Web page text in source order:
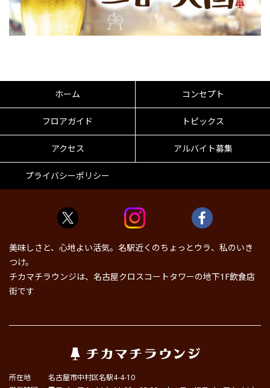
ホーム コンセプト
フロアガイド トピックス
アクセス アルバイト募集
プライバシーポリシー
美味しさと、心地よい活気。名駅近くのちょっとウラ、私のいき
つけ。
チカマチラウンジは、名古屋クロスコートタワーの地下1F飲食店
街です
所在地
名古屋市中村区名駅4-4-10